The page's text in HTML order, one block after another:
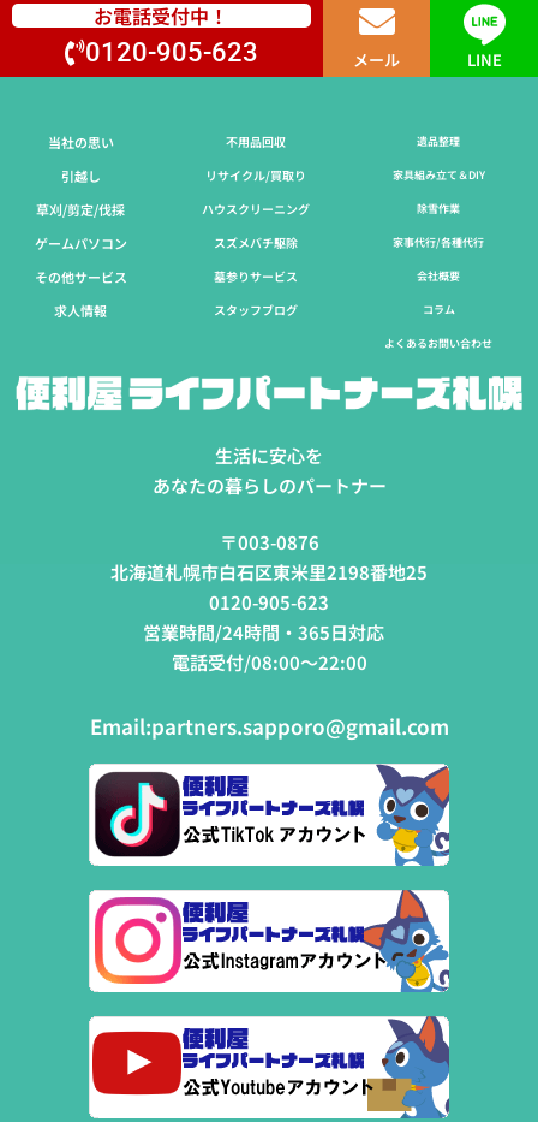
お電話受付中！
0120-905-623 メール LINE
当社の思い
引越し
草刈/剪定/伐採​
ゲームパソコン
その他サービス
求人情報
不用品回収
リサイクル/買取り
ハウスクリーニング
スズメバチ駆除
墓参りサービス
スタッフブログ
遺品整理
家具組み立て＆DIY
除雪作業
家事代行/各種代行
会社概要
コラム
よくあるお問い合わせ
生活に安心を
あなたの暮らしのパートナー
〒003-0876
北海道札幌市白石区東米里2198番地25
0120-905-623
営業時間/24時間・365日対応
電話受付/08:00～22:00
Email:partners.sapporo@gmail.com